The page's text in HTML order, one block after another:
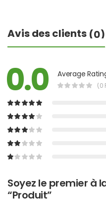
Avis des clients (0)
0.0 Average
(0
Soyez le premier à
“Produit”